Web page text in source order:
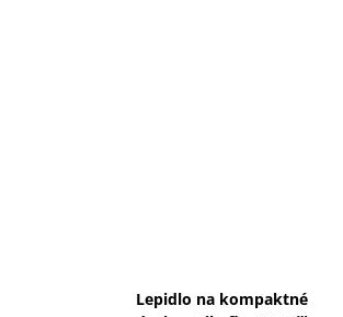
Lepidlo na kompaktné